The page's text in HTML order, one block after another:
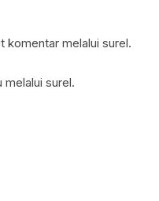
komentar melalui surel.
melalui surel.